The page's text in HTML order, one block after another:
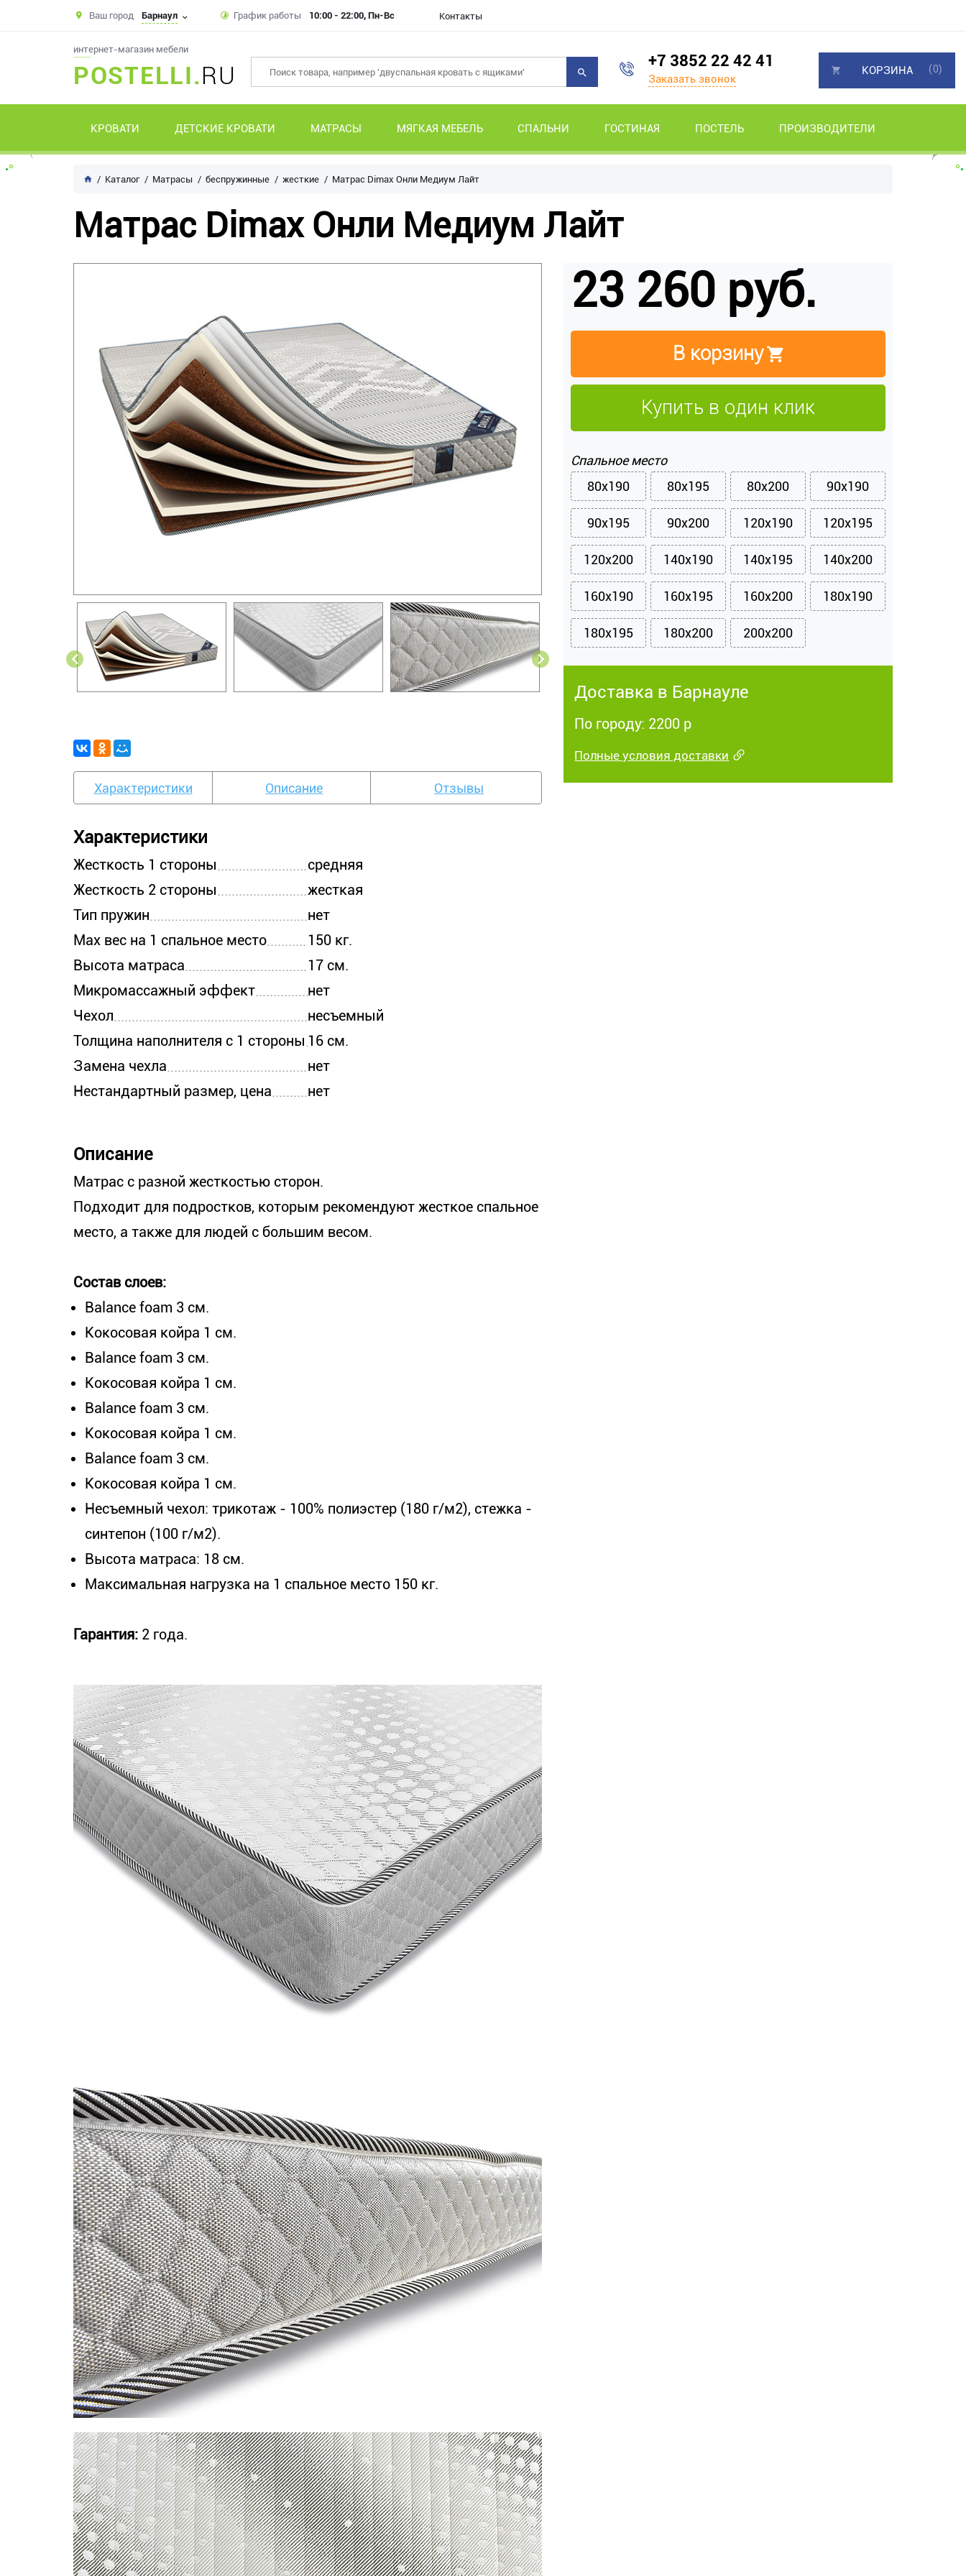
Ваш город Барнаул График работы 10:00 - 22:00, Пн-Вс Контакты
интернет-магазин мебели
POSTELLI.RU
+7 3852 22 42 41
Заказать звонок
КРОВАТИ ДЕТСКИЕ КРОВАТИ МАТРАСЫ МЯГКАЯ МЕБЕЛЬ СПАЛЬНИ ГОСТИНАЯ ПОСТЕЛЬ ПРОИЗВОДИТЕЛИ
КОРЗИНА (0)
Каталог Матрасы беспружинные жесткие Матрас Dimax Онли Медиум Лайт
Матрас Dimax Онли Медиум Лайт
Характеристики Описание Отзывы
Характеристики
Жесткость 1 стороны
средняя
Жесткость 2 стороны
жесткая
Тип пружин
нет
Max вес на 1 спальное место
150 кг.
Высота матраса
17 см.
Микромассажный эффект
нет
Чехол
несъемный
Толщина наполнителя с 1 стороны 16 см.
Замена чехла
нет
Нестандартный размер, цена
нет
Описание
Матрас с разной жесткостью сторон.
Подходит для подростков, которым рекомендуют жесткое спальное
место, а также для людей с большим весом.
Состав слоев:
​Balance foam 3 см.
Кокосовая койра 1 см.
Balance foam 3 см.
Кокосовая койра 1 см.
Balance foam 3 см.
Кокосовая койра 1 см.
Balance foam 3 см.
Кокосовая койра 1 см.
Несъемный чехол: трикотаж - 100% полиэстер (180 г/м2), стежка -
синтепон (100 г/м2).
Высота матраса: 18 см.
Максимальная нагрузка на 1 спальное место 150 кг.
Гарантия: 2 года.
23 260 руб.
В корзину
Купить в один клик
Спальное место
80x190
80x195 80x200 90x190
90x195 90x200 120x190 120x195
120x200 140x190 140x195 140x200
160x190 160x195 160x200 180x190
180x195 180x200 200x200
Доставка в Барнауле
По городу: 2200 р
Полные условия доставки